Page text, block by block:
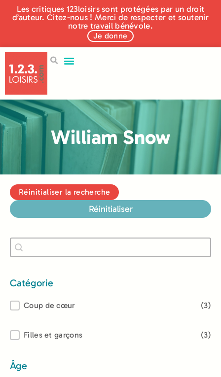
Les critiques 123loisirs sont protégées par un droit
d’auteur. Citez-nous ! Merci de respecter et soutenir
notre travail bénévole.
Je donne
William Snow
Réinitialiser la recherche
Réinitialiser
Recherche
Rechercher
Catégorie
Catégorie
Coup de cœur (3)
Lectorat
Filles et garçons (3)
Âge